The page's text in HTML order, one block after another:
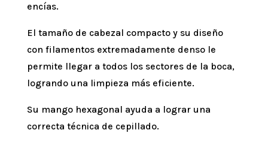
encías.
El tamaño de cabezal compacto y su diseño
con filamentos extremadamente denso le
permite llegar a todos los sectores de la boca,
logrando una limpieza más eficiente.
Su mango hexagonal ayuda a lograr una
correcta técnica de cepillado.